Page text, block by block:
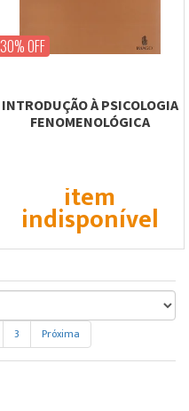
30% OFF
INTRODUÇÃO À PSICOLOGIA
FENOMENOLÓGICA
item
indisponível
3 Próxima